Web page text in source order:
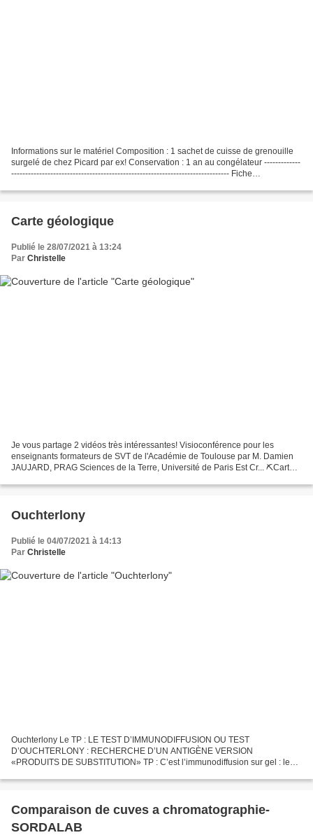
Informations sur le matériel Composition : 1 sachet de cuisse de grenouille
surgelé de chez Picard par ex! Conservation : 1 an au congélateur -------------
------------------------------------------------------------------------------ Fiche
Carte géologique
Publié le 28/07/2021 à 13:24
Par Christelle
Je vous partage 2 vidéos très intéressantes! Visioconférence pour les
enseignants formateurs de SVT de l'Académie de Toulouse par M. Damien
JAUJARD, PRAG Sciences de la Terre, Université de Paris Est Cr... ⛏️Carte
Ouchterlony
Publié le 04/07/2021 à 14:13
Par Christelle
Ouchterlony Le TP : LE TEST D’IMMUNODIFFUSION OU TEST
D’OUCHTERLONY : RECHERCHE D’UN ANTIGÈNE VERSION
«PRODUITS DE SUBSTITUTION» TP : C’est l’immunodiffusion sur gel : les
homogène...
Comparaison de cuves a chromatographie-
SORDALAB